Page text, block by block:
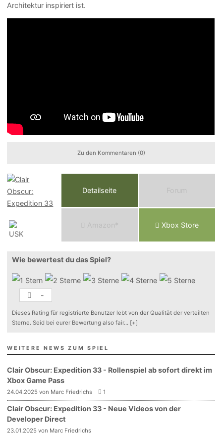
Architektur inspiriert ist.
Zu den Kommentaren (0)
Detailseite Forum
Ama o n* Xbox Store
Wie bewertest du das Spiel?
-
Dieses Rating für registrierte Benutzer lebt von der Qualität der verteilten
Sterne. Seid bei eurer Bewertung also fair... [+]
WEITERE NEWS ZUM SPIEL
Clair Obscur: Expedition 33 - Rollenspiel ab sofort direkt im
Xbox Game Pass
24.04.2025 von Marc Friedrichs 1
Clair Obscur: Expedition 33 - Neue Videos von der
Developer Direct
23.01.2025 von Marc Friedrichs